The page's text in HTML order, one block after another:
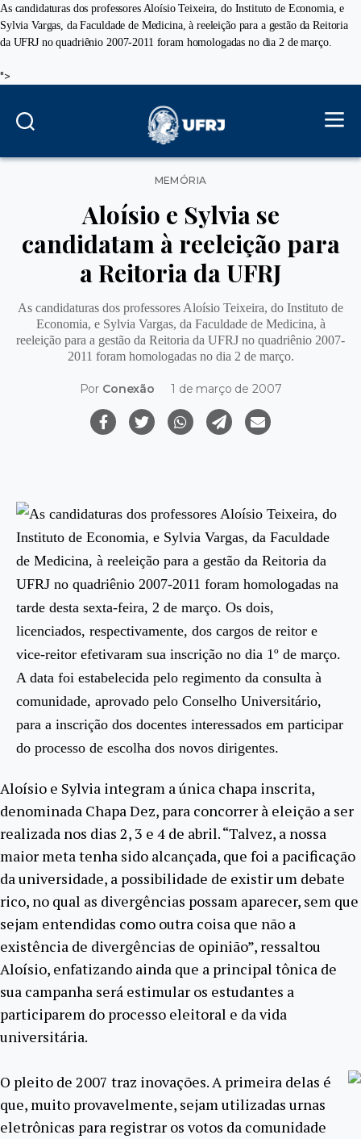
As candidaturas dos professores Aloísio Teixeira, do Instituto de Economia, e
Sylvia Vargas, da Faculdade de Medicina, à reeleição para a gestão da Reitoria
da UFRJ no quadriênio 2007-2011 foram homologadas no dia 2 de março.
">
Categorias
MEMÓRIA
Aloísio e Sylvia se
candidatam à reeleição para
a Reitoria da UFRJ
As candidaturas dos professores Aloísio Teixeira, do Instituto de
Economia, e Sylvia Vargas, da Faculdade de Medicina, à
reeleição para a gestão da Reitoria da UFRJ no quadriênio 2007-
2011 foram homologadas no dia 2 de março.
Por Conexão 1 de março de 2007
As candidaturas dos professores Aloísio Teixeira, do
Instituto de Economia, e Sylvia Vargas, da Faculdade
de Medicina, à reeleição para a gestão da Reitoria da
UFRJ no quadriênio 2007-2011 foram homologadas na
tarde desta sexta-feira, 2 de março. Os dois,
licenciados, respectivamente, dos cargos de reitor e
vice-reitor efetivaram sua inscrição no dia 1º de março.
A data foi estabelecida pelo regimento da consulta à
comunidade, aprovado pelo Conselho Universitário,
para a inscrição dos docentes interessados em participar
do processo de escolha dos novos dirigentes.
Aloísio e Sylvia integram a única chapa inscrita,
denominada Chapa Dez, para concorrer à eleição a ser
realizada nos dias 2, 3 e 4 de abril. “Talvez, a nossa
maior meta tenha sido alcançada, que foi a pacificação
da universidade, a possibilidade de existir um debate
rico, no qual as divergências possam aparecer, sem que
sejam entendidas como outra coisa que não a
existência de divergências de opinião”, ressaltou
Aloísio, enfatizando ainda que a principal tônica de
sua campanha será estimular os estudantes a
participarem do processo eleitoral e da vida
universitária.
O pleito de 2007 traz inovações. A primeira delas é
que, muito provavelmente, sejam utilizadas urnas
eletrônicas para registrar os votos da comunidade